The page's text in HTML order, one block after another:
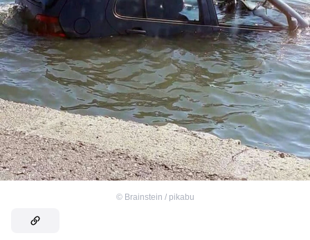
© Brainstein / pikabu